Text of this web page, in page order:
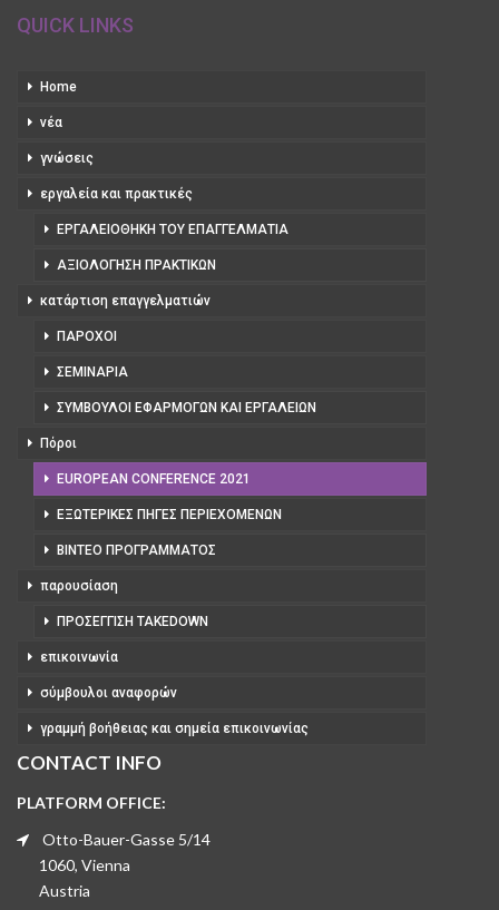
QUICK LINKS
Home
νέα
γνώσεις
εργαλεία και πρακτικές
ΕΡΓΑΛΕΙΟΘΉΚΗ ΤΟΥ ΕΠΑΓΓΕΛΜΑΤΊΑ
ΑΞΙΟΛΌΓΗΣΗ ΠΡΑΚΤΙΚΏΝ
κατάρτιση επαγγελματιών
ΠΆΡΟΧΟΙ
ΣΕΜΙΝΆΡΙΑ
ΣΎΜΒΟΥΛΟΙ ΕΦΑΡΜΟΓΏΝ ΚΑΙ ΕΡΓΑΛΕΊΩΝ
Πόροι
EUROPEAN CONFERENCE 2021
ΕΞΩΤΕΡΙΚΈΣ ΠΗΓΈΣ ΠΕΡΙΕΧΟΜΈΝΩΝ
ΒΊΝΤΕΟ ΠΡΟΓΡΆΜΜΑΤΟΣ
παρουσίαση
ΠΡΟΣΈΓΓΙΣΗ TAKEDOWN
επικοινωνία
σύμβουλοι αναφορών
γραμμή βοήθειας και σημεία επικοινωνίας
CONTACT INFO
PLATFORM OFFICE:
Otto-Bauer-Gasse 5/14
1060, Vienna
Austria